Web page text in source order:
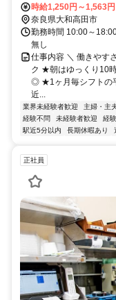
時給1,250円～1,563円
奈良県大和高田市
勤務時間 10:00～
無し
仕事内容 ＼ 働きやす
ク ★朝はゆっくり10
◎ ★1ヶ月毎シフトの
近...
業界未経験者歓迎 主婦・主
経験不問
未経験者歓迎 経
駅近5分以内
長期休暇あり
正社員